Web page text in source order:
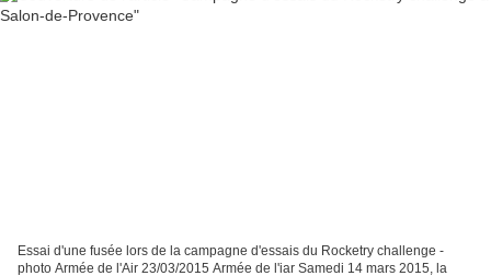
Essai d'une fusée lors de la campagne d'essais du Rocketry challenge -
photo Armée de l'Air 23/03/2015 Armée de l'iar Samedi 14 mars 2015, la